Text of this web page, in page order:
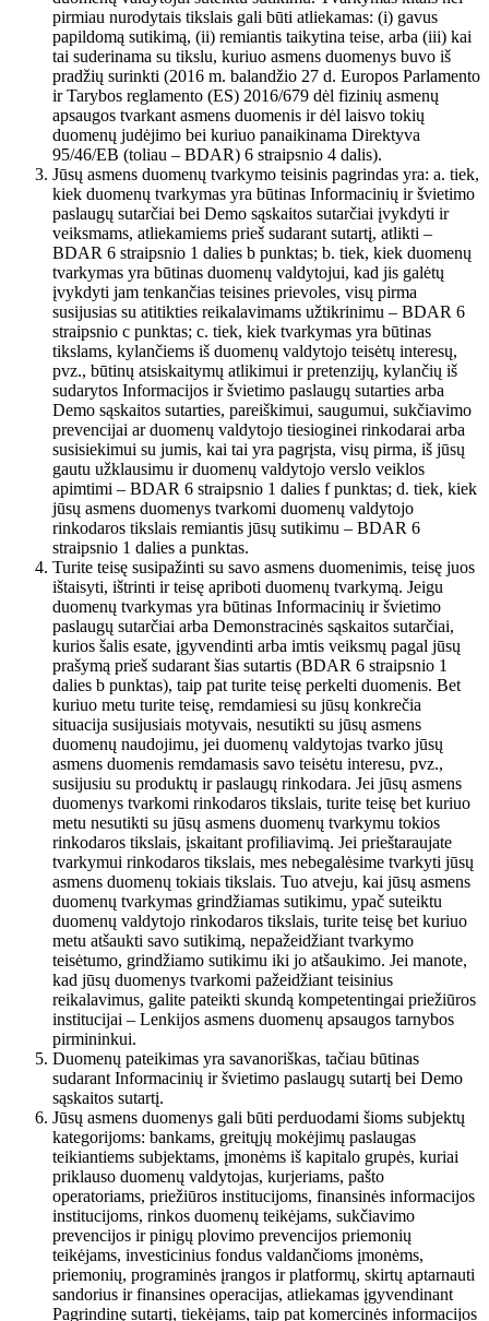
pirmiau nurodytais tikslais gali būti atliekamas: (i) gavus
papildomą sutikimą, (ii) remiantis taikytina teise, arba (iii) kai
tai suderinama su tikslu, kuriuo asmens duomenys buvo iš
pradžių surinkti (2016 m. balandžio 27 d. Europos Parlamento
ir Tarybos reglamento (ES) 2016/679 dėl fizinių asmenų
apsaugos tvarkant asmens duomenis ir dėl laisvo tokių
duomenų judėjimo bei kuriuo panaikinama Direktyva
95/46/EB (toliau – BDAR) 6 straipsnio 4 dalis).
Jūsų asmens duomenų tvarkymo teisinis pagrindas yra: a. tiek,
kiek duomenų tvarkymas yra būtinas Informacinių ir švietimo
paslaugų sutarčiai bei Demo sąskaitos sutarčiai įvykdyti ir
veiksmams, atliekamiems prieš sudarant sutartį, atlikti –
BDAR 6 straipsnio 1 dalies b punktas; b. tiek, kiek duomenų
tvarkymas yra būtinas duomenų valdytojui, kad jis galėtų
įvykdyti jam tenkančias teisines prievoles, visų pirma
susijusias su atitikties reikalavimams užtikrinimu – BDAR 6
straipsnio c punktas; c. tiek, kiek tvarkymas yra būtinas
tikslams, kylančiems iš duomenų valdytojo teisėtų interesų,
pvz., būtinų atsiskaitymų atlikimui ir pretenzijų, kylančių iš
sudarytos Informacijos ir švietimo paslaugų sutarties arba
Demo sąskaitos sutarties, pareiškimui, saugumui, sukčiavimo
prevencijai ar duomenų valdytojo tiesioginei rinkodarai arba
susisiekimui su jumis, kai tai yra pagrįsta, visų pirma, iš jūsų
gautu užklausimu ir duomenų valdytojo verslo veiklos
apimtimi – BDAR 6 straipsnio 1 dalies f punktas; d. tiek, kiek
jūsų asmens duomenys tvarkomi duomenų valdytojo
rinkodaros tikslais remiantis jūsų sutikimu – BDAR 6
straipsnio 1 dalies a punktas.
Turite teisę susipažinti su savo asmens duomenimis, teisę juos
ištaisyti, ištrinti ir teisę apriboti duomenų tvarkymą. Jeigu
duomenų tvarkymas yra būtinas Informacinių ir švietimo
paslaugų sutarčiai arba Demonstracinės sąskaitos sutarčiai,
kurios šalis esate, įgyvendinti arba imtis veiksmų pagal jūsų
prašymą prieš sudarant šias sutartis (BDAR 6 straipsnio 1
dalies b punktas), taip pat turite teisę perkelti duomenis. Bet
kuriuo metu turite teisę, remdamiesi su jūsų konkrečia
situacija susijusiais motyvais, nesutikti su jūsų asmens
duomenų naudojimu, jei duomenų valdytojas tvarko jūsų
asmens duomenis remdamasis savo teisėtu interesu, pvz.,
susijusiu su produktų ir paslaugų rinkodara. Jei jūsų asmens
duomenys tvarkomi rinkodaros tikslais, turite teisę bet kuriuo
metu nesutikti su jūsų asmens duomenų tvarkymu tokios
rinkodaros tikslais, įskaitant profiliavimą. Jei prieštaraujate
tvarkymui rinkodaros tikslais, mes nebegalėsime tvarkyti jūsų
asmens duomenų tokiais tikslais. Tuo atveju, kai jūsų asmens
duomenų tvarkymas grindžiamas sutikimu, ypač suteiktu
duomenų valdytojo rinkodaros tikslais, turite teisę bet kuriuo
metu atšaukti savo sutikimą, nepažeidžiant tvarkymo
teisėtumo, grindžiamo sutikimu iki jo atšaukimo. Jei manote,
kad jūsų duomenys tvarkomi pažeidžiant teisinius
reikalavimus, galite pateikti skundą kompetentingai priežiūros
institucijai – Lenkijos asmens duomenų apsaugos tarnybos
pirmininkui.
Duomenų pateikimas yra savanoriškas, tačiau būtinas
sudarant Informacinių ir švietimo paslaugų sutartį bei Demo
sąskaitos sutartį.
Jūsų asmens duomenys gali būti perduodami šioms subjektų
kategorijoms: bankams, greitųjų mokėjimų paslaugas
teikiantiems subjektams, įmonėms iš kapitalo grupės, kuriai
priklauso duomenų valdytojas, kurjeriams, pašto
operatoriams, priežiūros institucijoms, finansinės informacijos
institucijoms, rinkos duomenų teikėjams, sukčiavimo
prevencijos ir pinigų plovimo prevencijos priemonių
teikėjams, investicinius fondus valdančioms įmonėms,
priemonių, programinės įrangos ir platformų, skirtų aptarnauti
sandorius ir finansines operacijas, atliekamas įgyvendinant
Pagrindinę sutartį, tiekėjams, taip pat komercinės informacijos